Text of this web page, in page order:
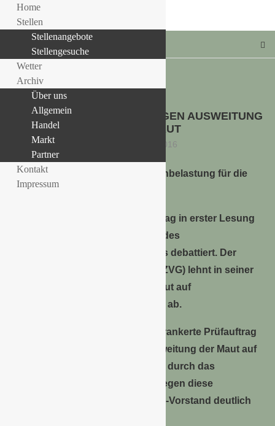
ZVG BEZIEHT POSITION GEGEN AUSWEITUNG
DER LKW-MAUT
22. September 2016
Keine weitere Kostenbelastung für die
Heute hat der Deutsche Bundestag in erster Lesung
das Vierte Gesetz zur Änderung des
Bundesfernstraßenmautgesetzes debattiert. Der
Zentralverband Gartenbau e. V. (ZVG) lehnt in seiner
Position die Ausdehnung der Maut auf
Lastkraftwagen unter 7,5 Tonnen ab.
Der im Rahmen des Gesetzes verankerte Prüfauftrag
beinhaltet eine Prüfung der Ausweitung der Maut auf
Lastkraftwagen unter 7,5 Tonnen durch das
Verkehrsministerium bis 2017. Gegen diese
Ausweitung spricht sich der ZVG-Vorstand deutlich
Home
Stellen
Stellenangebote
Stellengesuche
Wetter
Archiv
Über uns
Allgemein
Handel
Markt
Partner
Kontakt
Impressum